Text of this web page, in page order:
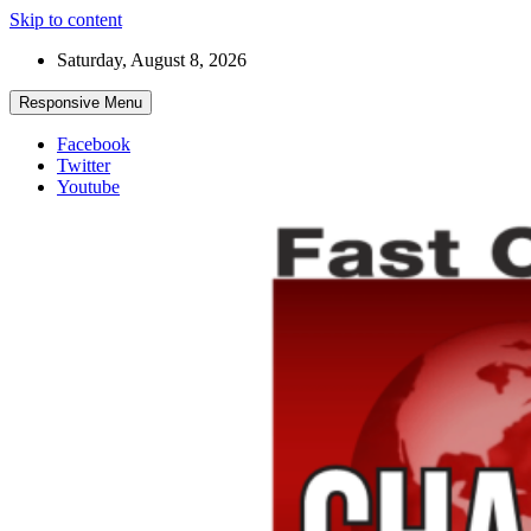
Skip to content
Saturday, August 8, 2026
Responsive Menu
Facebook
Twitter
Youtube